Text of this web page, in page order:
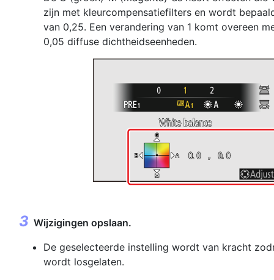
zijn met kleurcompensatiefilters en wordt
van 0,25. Een verandering van 1 komt overeen
0,05 diffuse dichtheidseenheden.
Wijzigingen opslaan.
De geselecteerde instelling wordt van kracht
wordt losgelaten.